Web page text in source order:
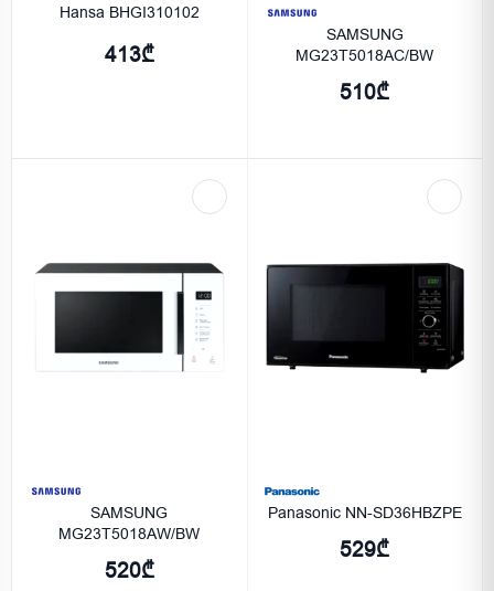
Hansa BHGI310102
413₾
SAMSUNG
MG23T5018AC/BW
510₾
SAMSUNG
MG23T5018AW/BW
520₾
Panasonic NN-SD36HBZPE
529₾